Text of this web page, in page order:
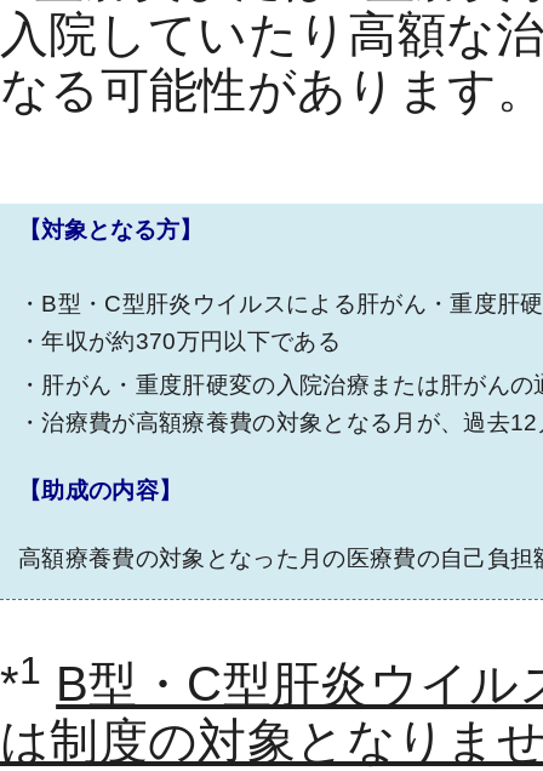
入院していたり高額な
なる可能性があります
【対象となる方】
・B型・C型肝炎ウイルスによる肝がん・重度肝
・年収が約370万円以下である
・肝がん・重度肝硬変の入院治療または肝がんの
・治療費が高額療養費の対象となる月が、過去
【助成の内容】
高額療養費の対象となった月の医療費の自己負
*1 B型・C型肝炎ウイ
は制度の対象となりま